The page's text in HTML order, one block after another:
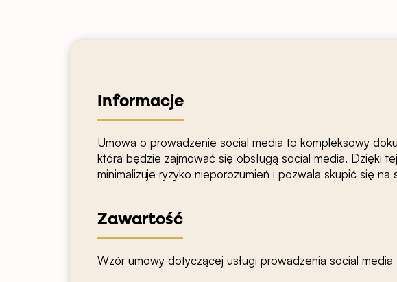
Informacje
Umowa o prowadzenie social media to kompleksowy
która będzie zajmować się obsługą social media. Dzięki
minimalizuje ryzyko nieporozumień i pozwala skupić się
Zawartość
Wzór umowy dotyczącej usługi prowadzenia social media